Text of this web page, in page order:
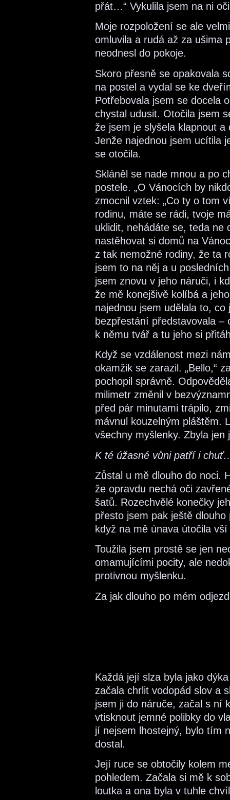
přát…“ Vykulila jsem na ni
Moje rozpoložení se ale
omluvila a rudá až za ušima
neodnesl do pokoje.
Skoro přesně se opakovala
na postel a vydal se ke
Potřebovala jsem se docela
chystal udusit. Otočila jsem
že jsem je slyšela klapnout
Jenže najednou jsem ucítila
se otočila.
Skláněl se nade mnou a po
postele. „O Vánocích by
zmocnil vztek: „Co ty o tom
rodinu, máte se rádi, tvoje
uklidit, nehádáte se, teda ne
nastěhovat si domů na
z tak nemožné rodiny, že ta
jsem to na něj a u
jsem znovu v jeho náruči, i
že mě konejšivě kolíbá a
najednou jsem udělala to,
bezpřestání představovala –
k němu tvář a tu jeho si
Když se vzdálenost mezi
okamžik se zarazil. „Bello,“
pochopil správně.
milimetr změnil v
před pár minutami trápilo,
mávnul kouzelným pláštěm.
všechny myšlenky. Zbyla jen
K té úžasné vůni patří i
Zůstal u mě dlouho do noci.
že opravdu nechá oči
šatů. Rozechvělé konečky
přesto jsem pak ještě
když na mě únava útočila vší
Toužila jsem prostě se jen
omamujícími pocity, ale
protivnou myšlenku.
Za jak dlouho po mém
Každá její slza byla jako
začala chrlit vodopád slov a
jsem ji do náruče, začal s ní
vtisknout jemné polibky do
jí nejsem lhostejný, bylo tím
dostal.
Její ruce se obtočily kolem
pohledem. Začala si mě k
loutka a ona byla v tuhle